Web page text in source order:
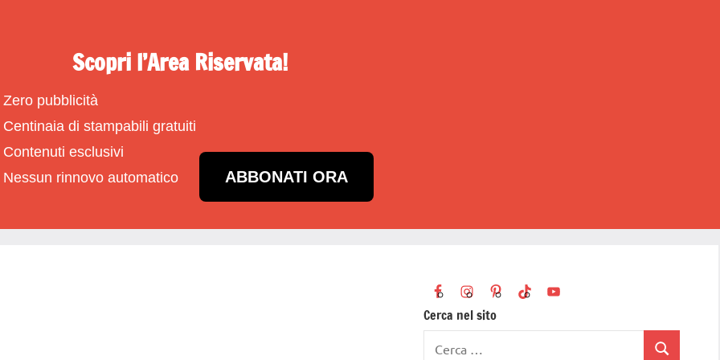
Scopri l’Area Riservata!
Zero pubblicità
Centinaia di stampabili gratuiti
Contenuti esclusivi
Nessun rinnovo automatico
ABBONATI ORA
Cerca nel sito